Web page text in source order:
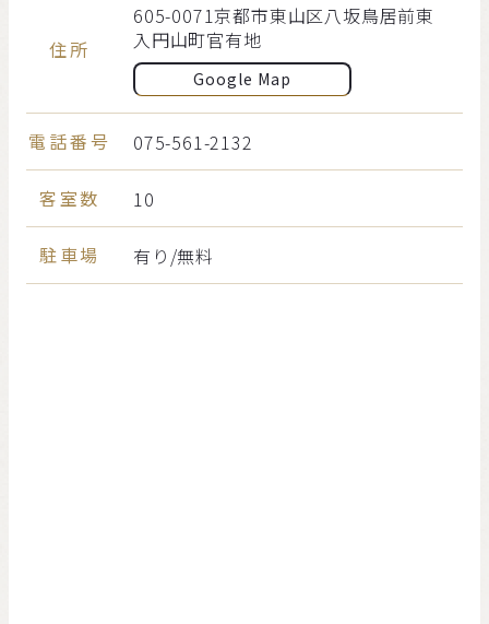
住所
605-0071京都市東山区八坂鳥居前東
入円山町官有地
Google Map
電話番号 075-561-2132
客室数 10
駐車場 有り/無料